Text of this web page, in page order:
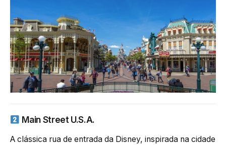
Main Street U.S.A.
A clássica rua de entrada da Disney, inspirada na cidade